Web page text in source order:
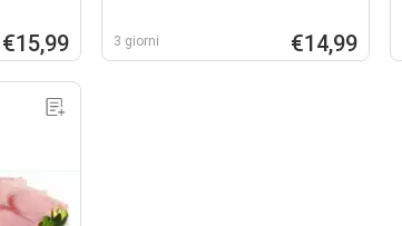
€15,99 3 giorni €14,99